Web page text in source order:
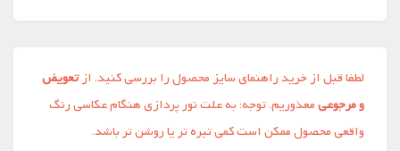
لطفا قبل از خرید راهنمای سایز محصول را بررسی کنید. ازتعویض
و مرجوعیمعذوریم. توجه: به علت نور پردازی هنگام عکاسی رنگ
واقعی محصول ممکن است کمی تیره تر یا روشن تر باشد.